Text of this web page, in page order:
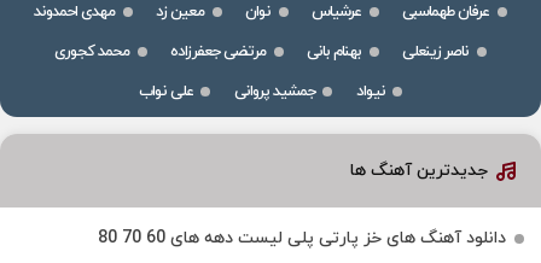
عرفان طهماسبی عرشیاس نوان معین زد
مهدی احمدوند
ناصر زینعلی
بهنام بانی مرتضی جعفرزاده
محمد کجوری
نیواد
جمشید پروانی علی نواب
جدیدترین آهنگ ها
دانلود آهنگ های خز پارتی پلی لیست دهه های 60 70 80